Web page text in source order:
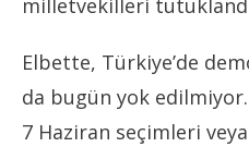
milletvekilleri
Elbette, Türkiye’de
da bugün yok
7 Haziran seçimleri